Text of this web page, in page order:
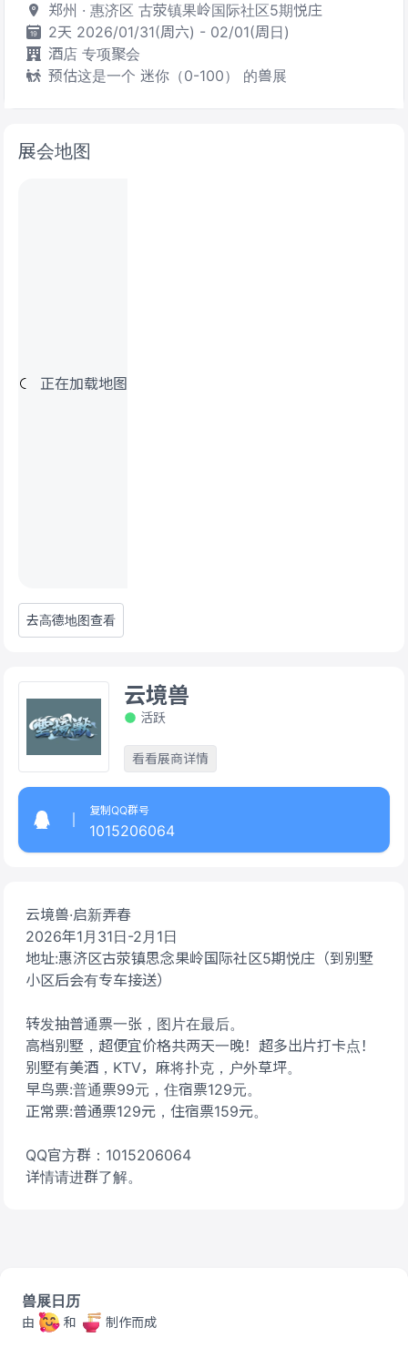
郑州 · 惠济区 古荥镇果岭国际社区5期悦庄
2天 2026/01/31(周六) - 02/01(周日)
酒店 专项聚会
预估这是一个 迷你（0-100） 的兽展
展会地图
正在加载地图
去高德地图查看
云境兽·启新弄春
2026年1月31日-2月1日
地址:惠济区古荥镇思念果岭国际社区5期悦庄（到别墅
小区后会有专车接送）
转发抽普通票一张，图片在最后。
高档别墅，超便宜价格共两天一晚！超多出片打卡点！
别墅有美酒，KTV，麻将扑克，户外草坪。
早鸟票:普通票99元，住宿票129元。
正常票:普通票129元，住宿票159元。
QQ官方群：1015206064
详情请进群了解。
云境兽
活跃
看看展商详情
复制QQ群号
1015206064
兽展日历
由 和 制作而成